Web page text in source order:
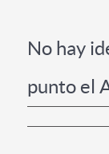
No hay
punto el